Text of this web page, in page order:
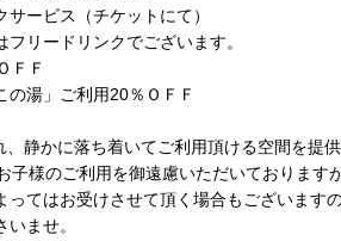
サービス（チケットにて）
フリードリンクでございます。
ＦＦ
の湯」ご利用20％ＯＦＦ
静かに落ち着いてご利用頂ける空間を提供
子様のご利用を御遠慮いただいております
ってはお受けさせて頂く場合もございます
ませ。